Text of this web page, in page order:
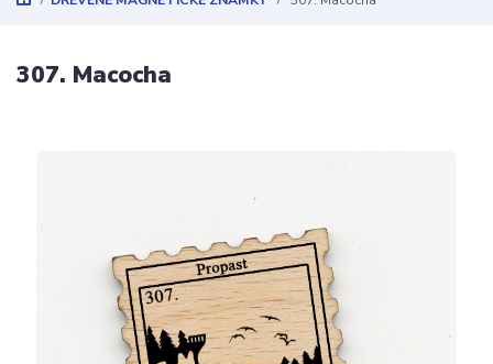
307. Macocha